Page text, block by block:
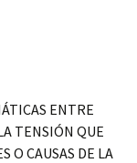
ENTRE
TENSIÓN QUE
O CAUSAS DE LA